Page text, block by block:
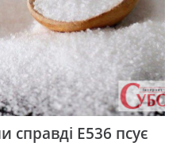
справді Е536 псує